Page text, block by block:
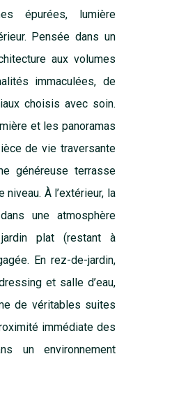
épurées, lumière
Pensée dans un
aux volumes
immaculées, de
choisis avec soin.
et les panoramas
de vie traversante
généreuse terrasse
À l’extérieur, la
une atmosphère
plat (restant à
En rez-de-jardin,
et salle d’eau,
de véritables suites
immédiate des
un environnement